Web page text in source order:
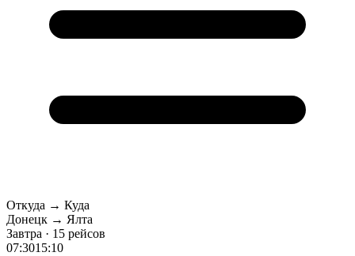
Откуда → Куда
Донецк → Ялта
Завтра · 15 рейсов
07:3015:10